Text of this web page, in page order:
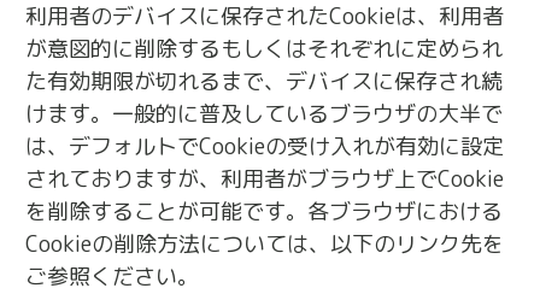
利用者のデバイスに保存されたCookieは、利用者
が意図的に削除するもしくはそれぞれに定められ
た有効期限が切れるまで、デバイスに保存され続
けます。一般的に普及しているブラウザの大半で
は、デフォルトでCookieの受け入れが有効に設定
されておりますが、利用者がブラウザ上でCookie
を削除することが可能です。各ブラウザにおける
Cookieの削除方法については、以下のリンク先を
ご参照ください。